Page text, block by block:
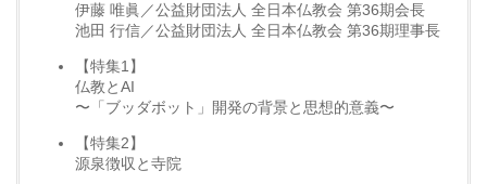
伊藤 唯眞／公益財団法人 全日本仏教会 第36期会長
池田 行信／公益財団法人 全日本仏教会 第36期理事長
【特集1】
仏教とAI
〜「ブッダボット」開発の背景と思想的意義〜
【特集2】
源泉徴収と寺院